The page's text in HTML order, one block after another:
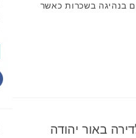
גם בנהיגה בשכרות כאשר
באור יהודה